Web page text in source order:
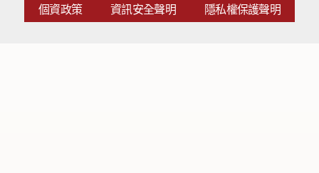
個資政策 資訊安全聲明 隱私權保護聲明